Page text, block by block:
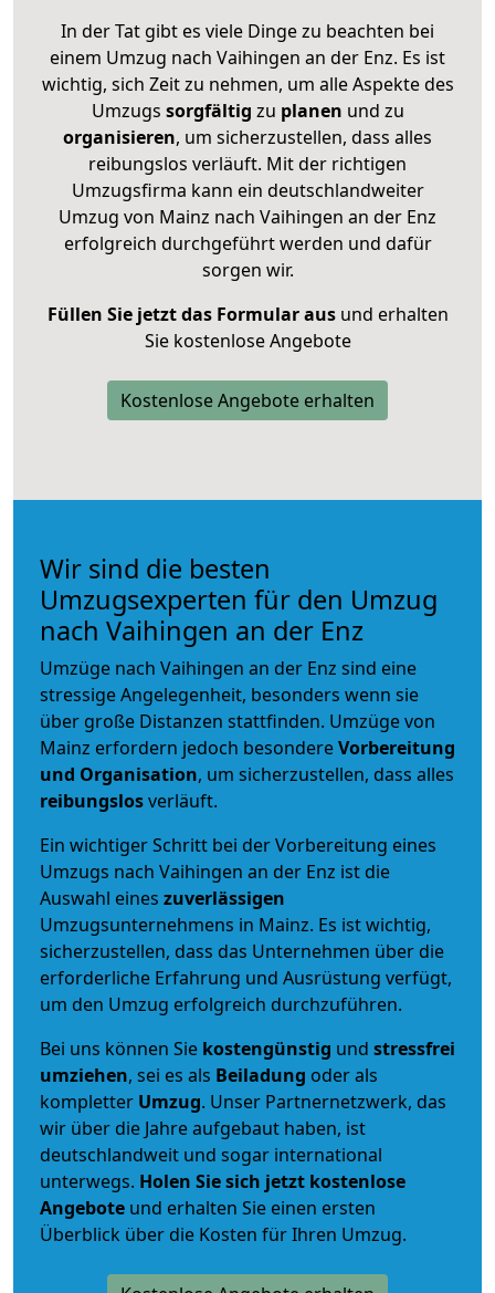
In der Tat gibt es viele Dinge zu beachten bei
einem Umzug nach Vaihingen an der Enz. Es ist
wichtig, sich Zeit zu nehmen, um alle Aspekte des
Umzugs sorgfältig zu planen und zu
organisieren, um sicherzustellen, dass alles
reibungslos verläuft. Mit der richtigen
Umzugsfirma kann ein deutschlandweiter
Umzug von Mainz nach Vaihingen an der Enz
erfolgreich durchgeführt werden und dafür
sorgen wir.
Füllen Sie jetzt das Formular ausund erhalten
Sie kostenlose Angebote
Kostenlose Angebote erhalten
Wir sind die besten
Umzugsexperten für den Umzug
nach Vaihingen an der Enz
Umzüge nach Vaihingen an der Enz sind eine
stressige Angelegenheit, besonders wenn sie
über große Distanzen stattfinden. Umzüge von
Mainz erfordern jedoch besondereVorbereitung
und Organisation, um sicherzustellen, dass alles
reibungslosverläuft.
Ein wichtiger Schritt bei der Vorbereitung eines
Umzugs nach Vaihingen an der Enz ist die
Auswahl eines zuverlässigen
Umzugsunternehmens in Mainz. Es ist wichtig,
sicherzustellen, dass das Unternehmen über die
erforderliche Erfahrung und Ausrüstung verfügt,
um den Umzug erfolgreich durchzuführen.
Bei uns können Sie kostengünstig und stressfrei
umziehen, sei es als Beiladung oder als
kompletter Umzug. Unser Partnernetzwerk, das
wir über die Jahre aufgebaut haben, ist
deutschlandweit und sogar international
unterwegs. Holen Sie sich jetzt kostenlose
Angebote und erhalten Sie einen ersten
Überblick über die Kosten für Ihren Umzug.